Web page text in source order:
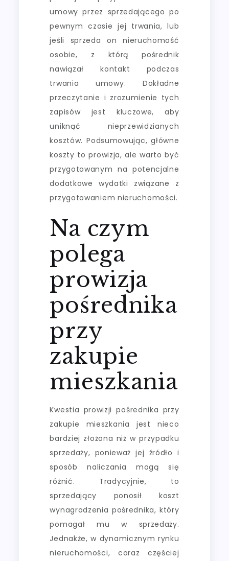
umowy przez sprzedającego po
pewnym czasie jej trwania, lub
jeśli sprzeda on nieruchomość
osobie, z którą pośrednik
nawiązał kontakt podczas
trwania umowy. Dokładne
przeczytanie i zrozumienie tych
zapisów jest kluczowe, aby
uniknąć nieprzewidzianych
kosztów. Podsumowując, główne
koszty to prowizja, ale warto być
przygotowanym na potencjalne
dodatkowe wydatki związane z
przygotowaniem nieruchomości.
Na czym
polega
prowizja
pośrednika
przy
zakupie
mieszkania
Kwestia prowizji pośrednika przy
zakupie mieszkania jest nieco
bardziej złożona niż w przypadku
sprzedaży, ponieważ jej źródło i
sposób naliczania mogą się
różnić. Tradycyjnie, to
sprzedający ponosił koszt
wynagrodzenia pośrednika, który
pomagał mu w sprzedaży.
Jednakże, w dynamicznym rynku
nieruchomości, coraz częściej